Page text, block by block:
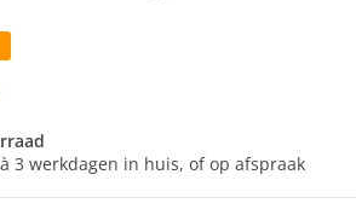
3 werkdagen in huis, of op afspraak